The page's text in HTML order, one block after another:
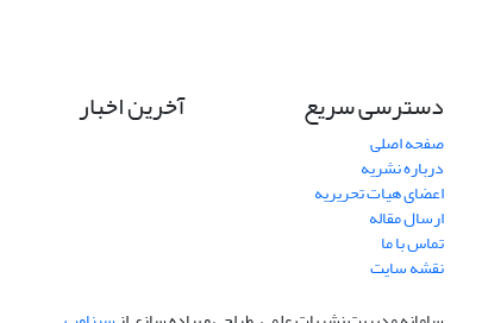
دسترسی سریع
صفحه اصلی
درباره نشریه
اعضای هیات تحریریه
ارسال مقاله
تماس با ما
نقشه سایت
آخرین اخبار